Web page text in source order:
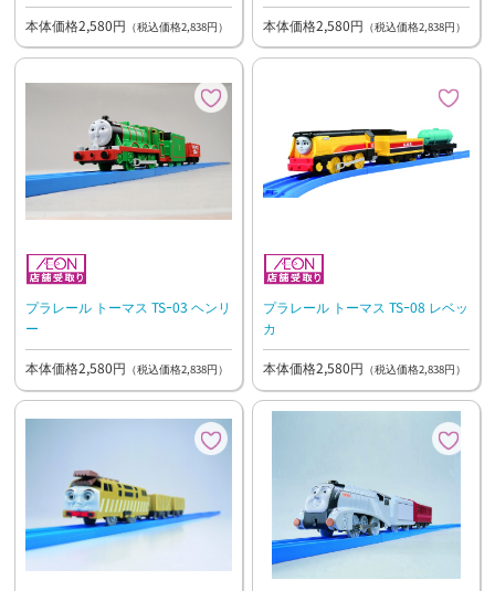
本体価格2,580円 （税込価格2,838円） 本体価格2,580円 （税込価格2,838円）
プラレール トーマス TSｰ03 ヘンリ
ー
本体価格2,580円 （税込価格2,838円）
プラレール トーマス TSｰ08 レベッ
カ
本体価格2,580円 （税込価格2,838円）